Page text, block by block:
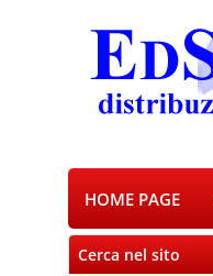
HOME PAGE
Cerca nel sito